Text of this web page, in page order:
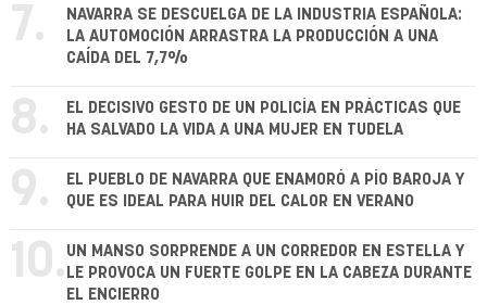
7.
NAVARRA SE DESCUELGA DE LA INDUSTRIA ESPAÑOLA:
LA AUTOMOCIÓN ARRASTRA LA PRODUCCIÓN A UNA
CAÍDA DEL 7,7%
8.
EL DECISIVO GESTO DE UN POLICÍA EN PRÁCTICAS QUE
HA SALVADO LA VIDA A UNA MUJER EN TUDELA
9.
EL PUEBLO DE NAVARRA QUE ENAMORÓ A PÍO BAROJA Y
QUE ES IDEAL PARA HUIR DEL CALOR EN VERANO
10. UN MANSO SORPRENDE A UN CORREDOR EN ESTELLA Y
LE PROVOCA UN FUERTE GOLPE EN LA CABEZA DURANTE
EL ENCIERRO